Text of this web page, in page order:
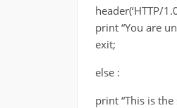
header(‘HTTP/
print “You are
exit;
else :
print “This is the